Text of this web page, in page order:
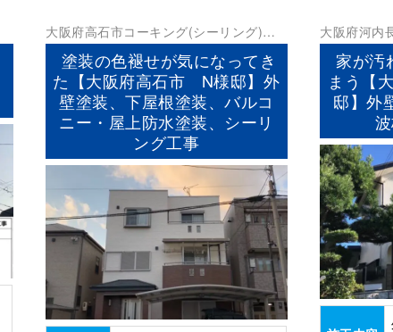
大阪府高石市コーキング(シーリング)ベ
ランダ防水外壁塗装 屋根塗装防水工事
塗装の色褪せが気になってき
た【大阪府高石市 N様邸】外
壁塗装、下屋根塗装、バルコ
ニー・屋上防水塗装、シーリ
ング工事
大阪府河内
家が汚
まう【
邸】外